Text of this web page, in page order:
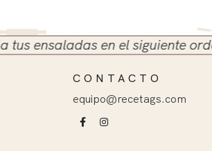
en el siguiente orden:
CONTACTO
equipo@recetags.com